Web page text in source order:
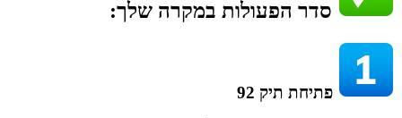
סדר הפעולות במקרה שלך:​
פתיחת תיק 92​